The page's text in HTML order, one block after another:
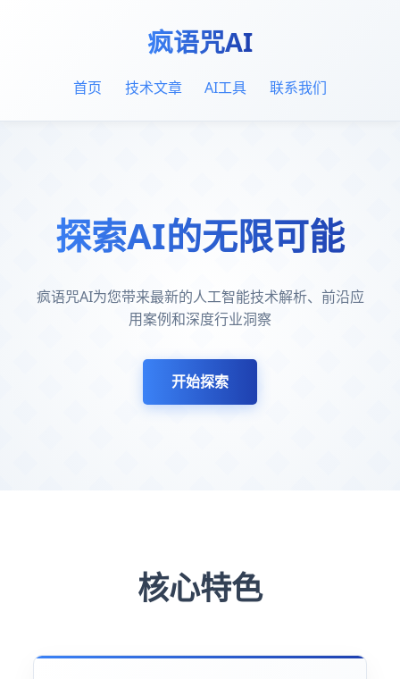
疯语咒AI
首页 技术文章 AI工具 联系我们
探索AI的无限可能
疯语咒AI为您带来最新的人工智能技术解析、前沿应
用案例和深度行业洞察
开始探索
核心特色